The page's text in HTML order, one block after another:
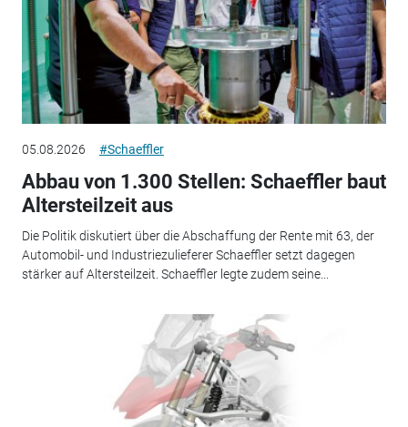
05.08.2026 #Schaeffler
Abbau von 1.300 Stellen: Schaeffler baut
Altersteilzeit aus
Die Politik diskutiert über die Abschaffung der Rente mit 63, der
Automobil- und Industriezulieferer Schaeffler setzt dagegen
stärker auf Altersteilzeit. Schaeffler legte zudem seine...